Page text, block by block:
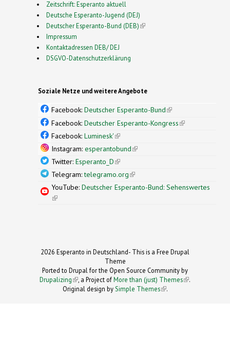
Zeitschrift: Esperanto aktuell
Deutsche Esperanto-Jugend (DEJ)
Deutscher Esperanto-Bund (DEB)(link is external)
Impressum
Kontaktadressen DEB/ DEJ
DSGVO-Datenschutzerklärung
Soziale Netze und weitere Angebote
Facebook: Deutscher Esperanto-Bund(link is
external)
Facebook: Deutscher Esperanto-Kongress(link is
Facebook: Luminesk'(link is external)
Instagram: esperantobund(link is external)
Twitter: Esperanto_D(link is external)
Telegram:telegramo.org(link is external)
YouTube: Deutscher Esperanto-Bund: Sehenswertes
(link is external)
2026 Esperanto in Deutschland- This is a Free Drupal
Theme
Ported to Drupal for the Open Source Community by
Drupalizing(link is external)
, a Project ofMore than (just) Themes (link is
.
Original design by Simple Themes
(link is
.